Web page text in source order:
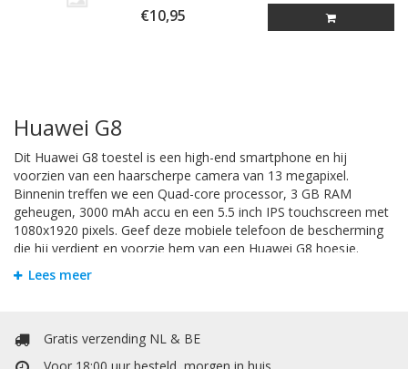
€10,95
Huawei G8
Dit Huawei G8 toestel is een high-end smartphone en hij
voorzien van een haarscherpe camera van 13 megapixel.
Binnenin treffen we een Quad-core processor, 3 GB RAM
geheugen, 3000 mAh accu en een 5.5 inch IPS touchscreen met
1080x1920 pixels. Geef deze mobiele telefoon de bescherming
die hij verdient en voorzie hem van een Huawei G8 hoesje.
Zodat u zorgeloos met uw telefoon apparaat kunt gebruiken.
/ Hoesje
Lees meer
Gratis verzending NL & BE